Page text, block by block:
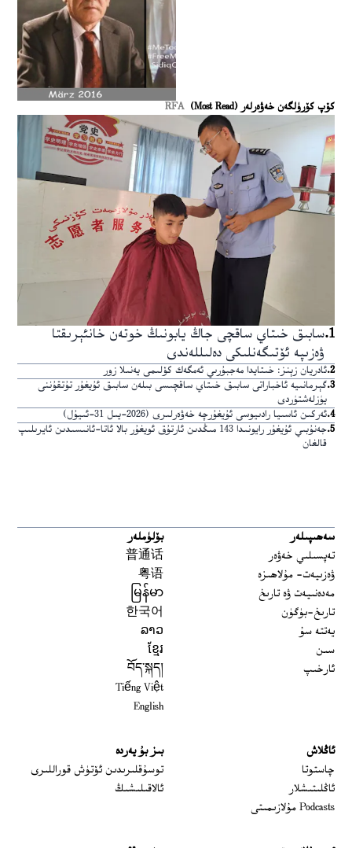
كۆپ كۆرۈلگەن خەۋەرلەر (Most Read) RFA
1
.سابىق خىتاي ساقچى جاڭ يابونىڭ خوتەن خانئېرىقتا
ۋەزىپە ئۆتىگەنلىكى دەلىللەندى
2
.ئادريان زېنز: خىتايدا مەجبۇرىي ئەمگەك كۆلىمى يەنىلا زور
3
.گېرمانىيە ئاخباراتى سابىق خىتاي ساقچىسى بىلەن سابىق ئۇيغۇر تۇتقۇننى
يۈزلەشتۈردى
4
.ئەركىن ئاسىيا رادىيوسى ئۇيغۇرچە خەۋەرلىرى (2026-يىل 31-ئىيۇل)
5
.
جەنۇبىي ئۇيغۇر رايونىدا 143 مىڭدىن ئارتۇق ئويغۇر بالا ئاتا-ئانىسىدىن ئايرىلىپ
قالغان
سەھىپىلەر
تەپسىلىي خەۋەر
ۋەزىيەت- مۇلاھىزە
مەدەنىيەت ۋە تارىخ
تارىخ-بۈگۈن
يەتتە سۇ
سىن
ئارخىپ
بۆلۈملەر
普通话
粤语
မြန်မာ
한국어
ລາວ
ខ្មែរ
བོད་སྐད།
Tiếng Việt
English
ئاڭلاش
چاستوتا
ئاڭلىتىشلار
Podcasts مۇلازىمىتى
بىز بۇ يەردە
توسۇقلىرىدىن ئۆتۈش قوراللىرى
ئالاقىلىشىڭ